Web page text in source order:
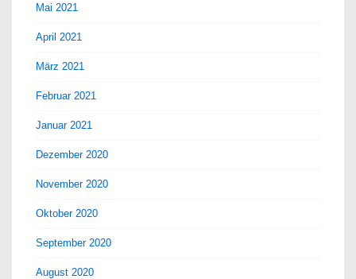
Mai 2021
April 2021
März 2021
Februar 2021
Januar 2021
Dezember 2020
November 2020
Oktober 2020
September 2020
August 2020